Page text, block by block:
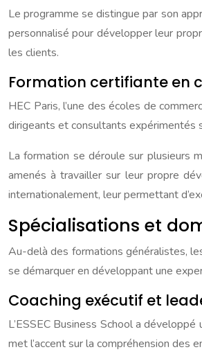
Le programme se distingue par son
personnalisé pour développer leur
les clients.
Formation certifiante en
HEC Paris, l’une des écoles de
dirigeants et consultants expérimentés
La formation se déroule sur plusieurs
amenés à travailler sur leur propre
internationalement, leur permettant
Spécialisations et
Au-delà des formations généralistes,
se démarquer en développant une
Coaching exécutif et
L’ESSEC Business School a développé
met l’accent sur la compréhension des